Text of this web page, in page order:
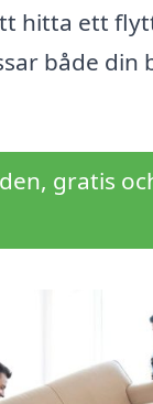
hitta ett
både din
gratis